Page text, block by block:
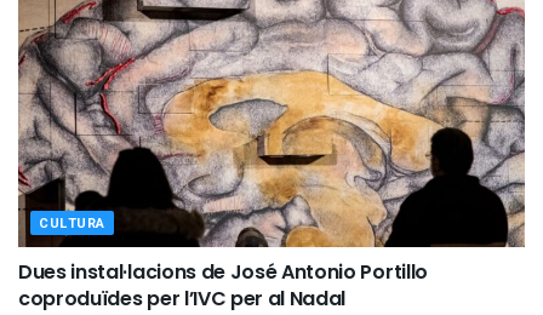
CULTURA
Dues instal·lacions de José Antonio Portillo
coproduïdes per l’IVC per al Nadal